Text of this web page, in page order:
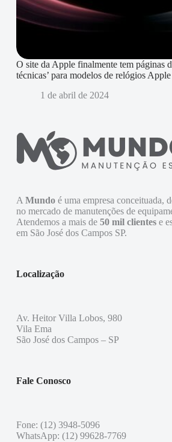
O site da Apple finalmente tem páginas
técnicas’ para modelos de relógios Apple
1 de abril de 2024
A Mundoé uma empresa conceituada,
no mercado de manutenções de
Atendemos a mais de 50 mil clientese
em São José dos Campos SP.
Localização
Av. Heitor Villa Lobos, 980
Vila Ema
São José dos Campos – SP
Fale Conosco
Fone: (12) 3948-5096
WhatsApp: (12) 99628-7769